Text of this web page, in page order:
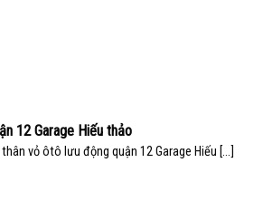
12 Garage Hiếu thảo
vỏ ôtô lưu động quận 12 Garage Hiếu [...]